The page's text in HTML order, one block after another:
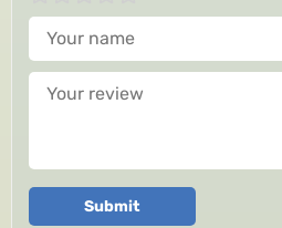
Your name
Your review
Submit